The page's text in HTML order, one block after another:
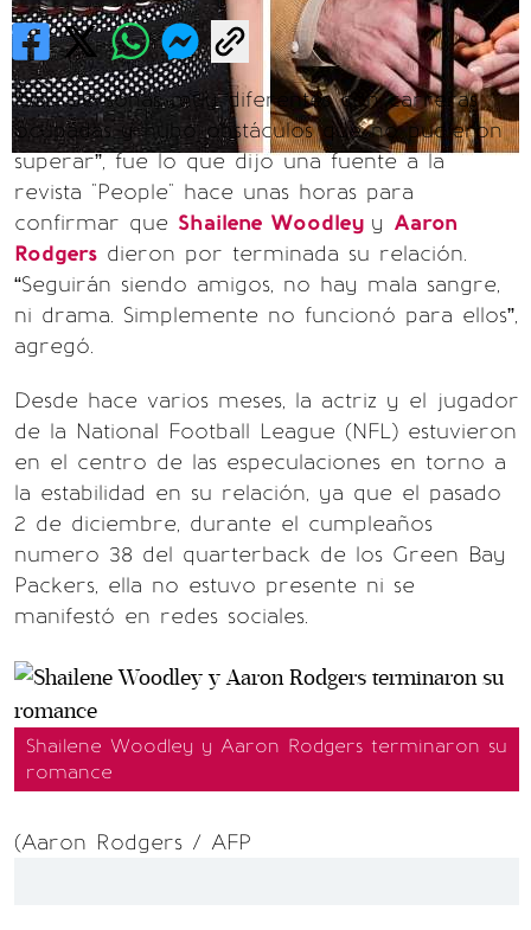
“Son personas muy diferentes con carreras
ocupadas y hubo obstáculos que no pudieron
superar”, fue lo que dijo una fuente a la
revista "People" hace unas horas para
confirmar que Shailene Woodley y Aaron
Rodgers dieron por terminada su relación.
“Seguirán siendo amigos, no hay mala sangre,
ni drama. Simplemente no funcionó para ellos”,
agregó.
Desde hace varios meses, la actriz y el jugador
de la National Football League (NFL) estuvieron
en el centro de las especulaciones en torno a
la estabilidad en su relación, ya que el pasado
2 de diciembre, durante el cumpleaños
numero 38 del quarterback de los Green Bay
Packers, ella no estuvo presente ni se
manifestó en redes sociales.
Shailene Woodley y Aaron Rodgers terminaron su
romance
(Aaron Rodgers / AFP